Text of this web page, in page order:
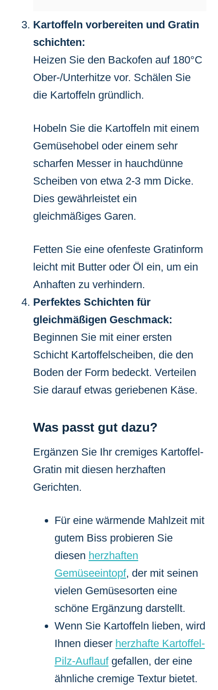
Kartoffeln vorbereiten und Gratin
schichten:
Heizen Sie den Backofen auf 180°C
Ober-/Unterhitze vor. Schälen Sie
die Kartoffeln gründlich.
Hobeln Sie die Kartoffeln mit einem
Gemüsehobel oder einem sehr
scharfen Messer in hauchdünne
Scheiben von etwa 2-3 mm Dicke.
Dies gewährleistet ein
gleichmäßiges Garen.
Fetten Sie eine ofenfeste Gratinform
leicht mit Butter oder Öl ein, um ein
Anhaften zu verhindern.
Perfektes Schichten für
gleichmäßigen Geschmack:
Beginnen Sie mit einer ersten
Schicht Kartoffelscheiben, die den
Boden der Form bedeckt. Verteilen
Sie darauf etwas geriebenen Käse.
Was passt gut dazu?
Ergänzen Sie Ihr cremiges Kartoffel-
Gratin mit diesen herzhaften
Gerichten.
Für eine wärmende Mahlzeit mit
gutem Biss probieren Sie
diesen herzhaften
Gemüseeintopf, der mit seinen
vielen Gemüsesorten eine
schöne Ergänzung darstellt.
Wenn Sie Kartoffeln lieben, wird
Ihnen dieser herzhafte Kartoffel-
Pilz-Auflaufgefallen, der eine
ähnliche cremige Textur bietet.